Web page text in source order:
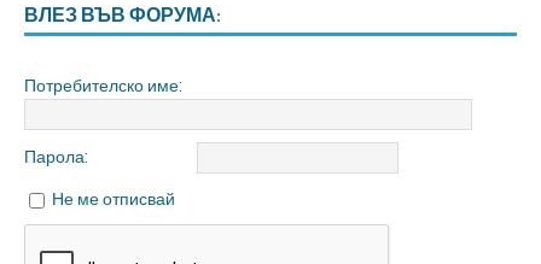
ВЛЕЗ ВЪВ ФОРУМА:
Потребителско име:
Парола:
Не ме отписвай